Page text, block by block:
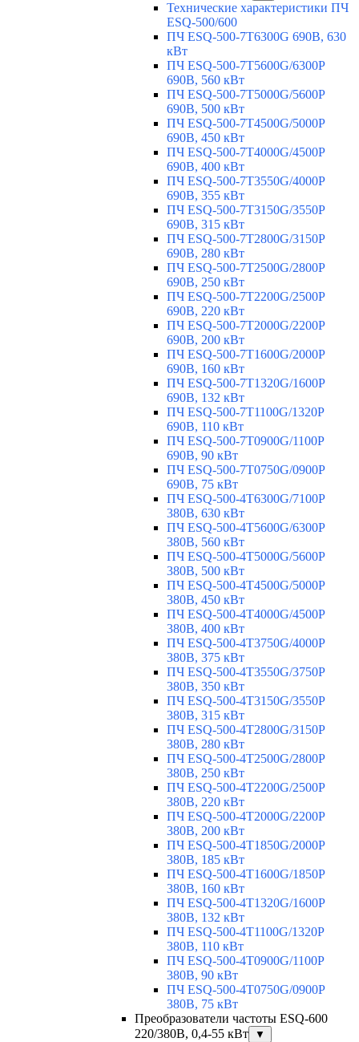
Технические характеристики ПЧ
ESQ-500/600
ПЧ ESQ-500-7T6300G 690В, 630
кВт
ПЧ ESQ-500-7T5600G/6300P
690В, 560 кВт
ПЧ ESQ-500-7T5000G/5600P
690В, 500 кВт
ПЧ ESQ-500-7T4500G/5000P
690В, 450 кВт
ПЧ ESQ-500-7T4000G/4500P
690В, 400 кВт
ПЧ ESQ-500-7T3550G/4000P
690В, 355 кВт
ПЧ ESQ-500-7T3150G/3550P
690В, 315 кВт
ПЧ ESQ-500-7T2800G/3150P
690В, 280 кВт
ПЧ ESQ-500-7T2500G/2800P
690В, 250 кВт
ПЧ ESQ-500-7T2200G/2500P
690В, 220 кВт
ПЧ ESQ-500-7T2000G/2200P
690В, 200 кВт
ПЧ ESQ-500-7T1600G/2000P
690В, 160 кВт
ПЧ ESQ-500-7T1320G/1600P
690В, 132 кВт
ПЧ ESQ-500-7T1100G/1320P
690В, 110 кВт
ПЧ ESQ-500-7T0900G/1100P
690В, 90 кВт
ПЧ ESQ-500-7T0750G/0900P
690В, 75 кВт
ПЧ ESQ-500-4T6300G/7100P
380В, 630 кВт
ПЧ ESQ-500-4T5600G/6300P
380В, 560 кВт
ПЧ ESQ-500-4T5000G/5600P
380В, 500 кВт
ПЧ ESQ-500-4T4500G/5000P
380В, 450 кВт
ПЧ ESQ-500-4T4000G/4500P
380В, 400 кВт
ПЧ ESQ-500-4T3750G/4000P
380В, 375 кВт
ПЧ ESQ-500-4T3550G/3750P
380В, 350 кВт
ПЧ ESQ-500-4T3150G/3550P
380В, 315 кВт
ПЧ ESQ-500-4T2800G/3150P
380В, 280 кВт
ПЧ ESQ-500-4T2500G/2800P
380В, 250 кВт
ПЧ ESQ-500-4T2200G/2500P
380В, 220 кВт
ПЧ ESQ-500-4T2000G/2200P
380В, 200 кВт
ПЧ ESQ-500-4T1850G/2000P
380В, 185 кВт
ПЧ ESQ-500-4T1600G/1850P
380В, 160 кВт
ПЧ ESQ-500-4T1320G/1600P
380В, 132 кВт
ПЧ ESQ-500-4T1100G/1320P
380В, 110 кВт
ПЧ ESQ-500-4T0900G/1100P
380В, 90 кВт
ПЧ ESQ-500-4T0750G/0900P
380В, 75 кВт
Преобразователи частоты ESQ-600
220/380В, 0,4-55 кВт
▼